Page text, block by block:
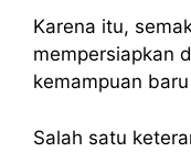
Karena itu,
mempersiapkan
kemampuan
Salah satu